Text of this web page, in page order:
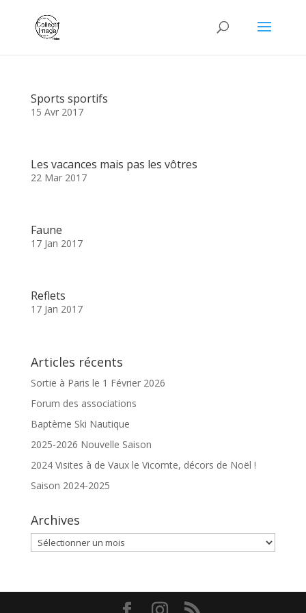
Sports sportifs
15 Avr 2017
Les vacances mais pas les vôtres
22 Mar 2017
Faune
17 Jan 2017
Reflets
17 Jan 2017
Articles récents
Sortie à Paris le 1 Février 2026
Forum des associations
Baptème Ski Nautique
2025-2026 Nouvelle Saison
2024 Visites à de Vaux le Vicomte, décors de Noël !
Saison 2024-2025
Archives
Archives